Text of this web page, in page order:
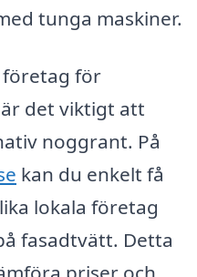
tunga maskiner.
för
det viktigt att
noggrant. På
kan du enkelt få
lokala företag
fasadtvätt. Detta